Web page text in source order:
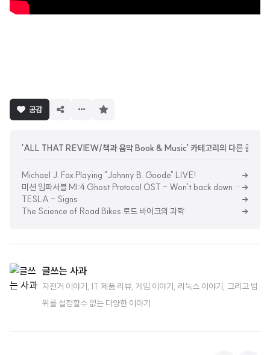
공감
'ALL THAT REVIEW/책과 음악 Book & Music' 카테고리의 다른 글
Michael J. Fox Playing "Johnny B. Goode" LIVE!
미션 임파서블 MI:4 Ghost Protocol OST - Won't back down (Eminem)
TESLA - Signs
The Science of Road Bikes 로드 바이크의 과학
글쓰는 사과
자전거 이야기, IT 제품 리뷰, 게임 이야기, 리눅스 이야기, 그리고 범
위를 설정할수 없는 다양한 이야기